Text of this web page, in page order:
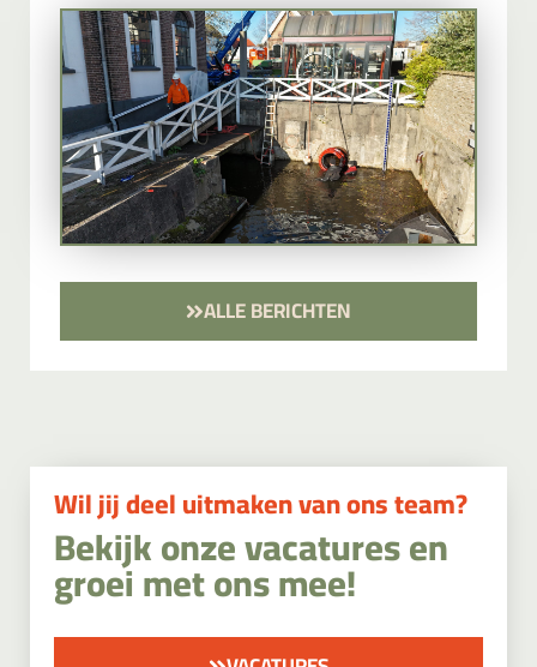
ALLE BERICHTEN
Wil jij deel uitmaken van ons team?
Bekijk onze vacatures en
groei met ons mee!